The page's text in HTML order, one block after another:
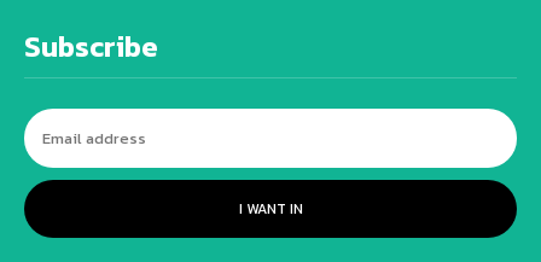
Subscribe
I WANT IN